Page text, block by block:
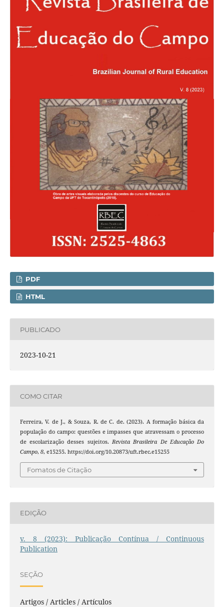
PDF
HTML
PUBLICADO
2023-10-21
COMO CITAR
Ferreira, V. de J., & Souza, R. de C. de. (2023). A formação básica da
população do campo: questões e impasses que atravessam o processo
de escolarização desses sujeitos. Revista Brasileira De Educação Do
Campo, 8, e15255. https://doi.org/10.20873/uft.rbec.e15255
Fomatos de Citação
EDIÇÃO
v. 8 (2023): Publicação Contínua / Continuous
Publication
SEÇÃO
Artigos / Articles / Artículos